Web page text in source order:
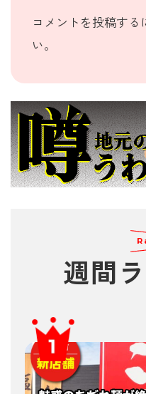
コメントを投稿する
い。
週間